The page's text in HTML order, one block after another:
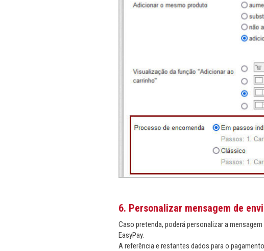
6. Personalizar mensagem de
Caso pretenda, poderá personalizar a
EasyPay.
​A referência e restantes dados para o